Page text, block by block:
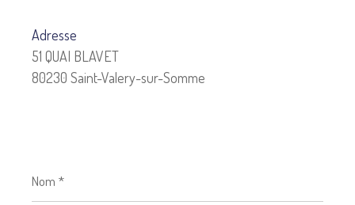
Adresse
51 QUAI BLAVET
80230 Saint-Valery-sur-Somme
*